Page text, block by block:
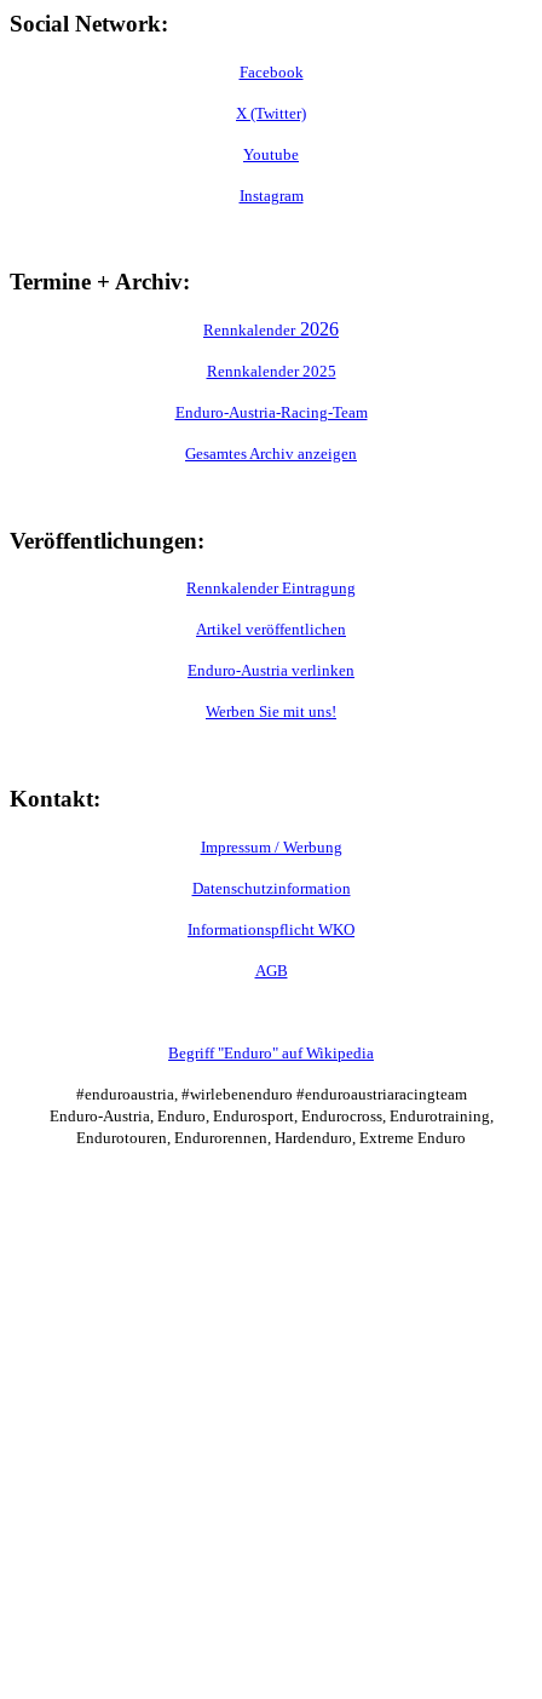
Social Network:
Facebook
X (Twitter)
Youtube
Instagram
Termine + Archiv:
Rennkalender2026
Rennkalender 2025
Enduro-Austria-Racing-Team
Gesamtes Archiv anzeigen
Veröffentlichungen:
Rennkalender Eintragung
Artikel veröffentlichen
Enduro-Austria verlinken
Werben Sie mit uns!
Kontakt:
Impressum / Werbung
Datenschutzinformation
Informationspflicht WKO
AGB
Begriff "Enduro" auf Wikipedia
#enduroaustria, #wirlebenenduro #enduroaustriaracingteam
Enduro-Austria, Enduro, Endurosport, Endurocross, Endurotraining,
Endurotouren, Endurorennen, Hardenduro, Extreme Enduro